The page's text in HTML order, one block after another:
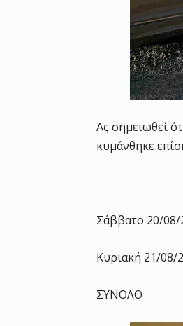
Ας σημειωθεί
κυμάνθηκε
Σάββατο
Κυριακή 21/
ΣΥΝΟΛΟ